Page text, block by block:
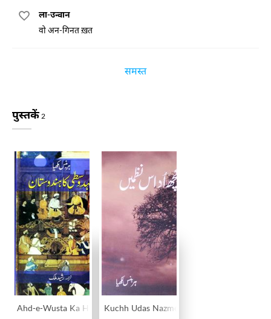
ला-उन्वान
वो अन-गिनत ख़त
समस्त
पुस्तकें 2
Ahd-e-Wusta Ka HindustanKuchh Udas Nazmein